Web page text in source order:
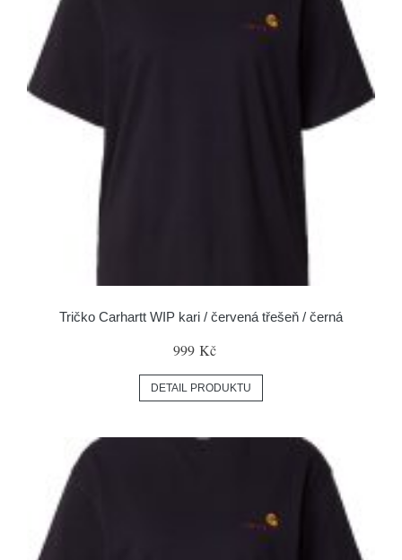
Tričko Carhartt WIP kari / červená třešeň / černá
999 Kč
DETAIL PRODUKTU